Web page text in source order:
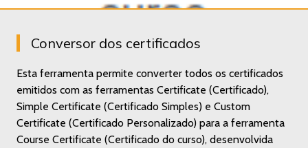
Conversor dos certificados
Esta ferramenta permite converter todos os certificados
emitidos com as ferramentas Certificate (Certificado),
Simple Certificate (Certificado Simples) e Custom
Certificate (Certificado Personalizado) para a ferramenta
Course Certificate (Certificado do curso), desenvolvida